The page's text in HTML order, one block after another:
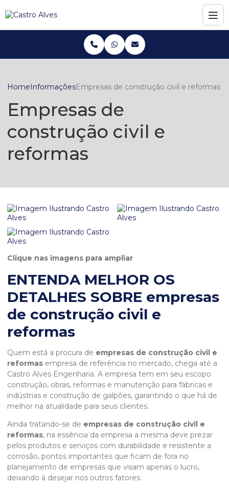
HomeInformaçõesEmpresas de construção civil e reformas
Empresas de
construção civil e
reformas
Clique nas imagens para ampliar
ENTENDA MELHOR OS
DETALHES SOBRE empresas
de construção civil e
reformas
Quem está a procura de empresas de construção civil e
reformas empresa de referência no mercado, chega até a
Castro Alves Engenharia. A empresa tem em seu escopo
construção, obras, reformas e manutenção para fábricas e
indústrias e construção de galpões, garantindo o que há de
melhor na atualidade para seus clientes.
Ainda tratando-se de empresas de construção civil e
reformas, na essência da empresa a mesma deve prezar
pelos produtos e serviços com durabilidade e resistente a
corrosão, pontos importantes que ficam de fora no
planejamento de empresas que visam apenas o lucro,
deixando à desejar nos outros fatores.